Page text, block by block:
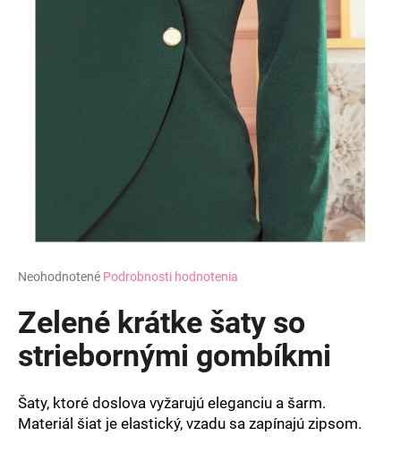
Priemerné
produktu
je
z
hviezdičiek.
Neohodnotené Podrobnosti hodnotenia
Zelené krátke šaty so
striebornými gombíkmi
Šaty, ktoré doslova vyžarujú eleganciu a šarm.
Materiál šiat je elastický, vzadu sa zapínajú zipsom.